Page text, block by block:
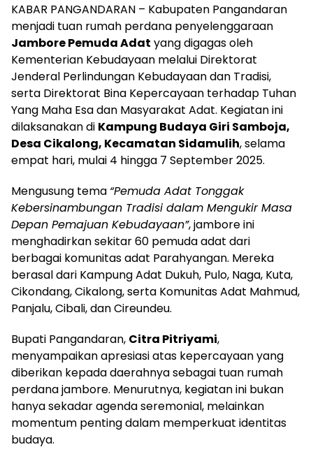
KABAR PANGANDARAN – Kabupaten Pangandaran
menjadi tuan rumah perdana penyelenggaraan
Jambore Pemuda Adat yang digagas oleh
Kementerian Kebudayaan melalui Direktorat
Jenderal Perlindungan Kebudayaan dan Tradisi,
serta Direktorat Bina Kepercayaan terhadap Tuhan
Yang Maha Esa dan Masyarakat Adat. Kegiatan ini
dilaksanakan di Kampung Budaya Giri Samboja,
Desa Cikalong, Kecamatan Sidamulih, selama
empat hari, mulai 4 hingga 7 September 2025.
Mengusung tema “Pemuda Adat Tonggak
Kebersinambungan Tradisi dalam Mengukir Masa
Depan Pemajuan Kebudayaan”, jambore ini
menghadirkan sekitar 60 pemuda adat dari
berbagai komunitas adat Parahyangan. Mereka
berasal dari Kampung Adat Dukuh, Pulo, Naga, Kuta,
Cikondang, Cikalong, serta Komunitas Adat Mahmud,
Panjalu, Cibali, dan Cireundeu.
Bupati Pangandaran, Citra Pitriyami,
menyampaikan apresiasi atas kepercayaan yang
diberikan kepada daerahnya sebagai tuan rumah
perdana jambore. Menurutnya, kegiatan ini bukan
hanya sekadar agenda seremonial, melainkan
momentum penting dalam memperkuat identitas
budaya.